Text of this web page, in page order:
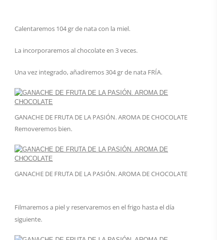
Calentaremos 104 gr de nata con la miel.
La incorporaremos al chocolate en 3 veces.
Una vez integrado, añadiremos 304 gr de nata FRÍA.
GANACHE DE FRUTA DE LA PASIÓN. AROMA DE CHOCOLATE
Removeremos bien.
GANACHE DE FRUTA DE LA PASIÓN. AROMA DE CHOCOLATE
Filmaremos a piel y reservaremos en el frigo hasta el día
siguiente.